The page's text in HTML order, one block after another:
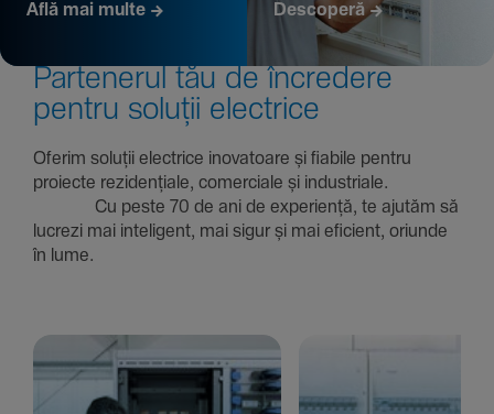
Află mai multe Descoperă
Parte­nerul tău de încre­dere
pentru soluții electrice
Oferim soluții electrice inova­toare și fiabile pentru
proiecte rezi­den­țiale, comer­ciale și indus­triale.
Cu peste 70 de ani de expe­riență, te ajutăm să
lucrezi mai inte­li­gent, mai sigur și mai eficient, oriunde
în lume.